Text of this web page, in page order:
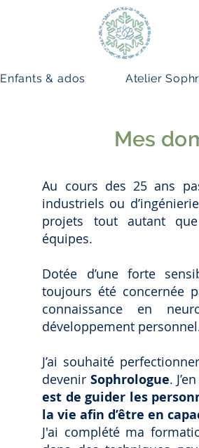
Enfants & ados Atelier
Mes
Au cours des 25 ans
industriels ou
projets tout autant que
équipes.
Dotée d’une forte
toujours été concernée
connaissance en
développement
J’ai souhaité
devenir Sophrologue.
est de guider les
la vie afin d’être en
J'ai complété ma